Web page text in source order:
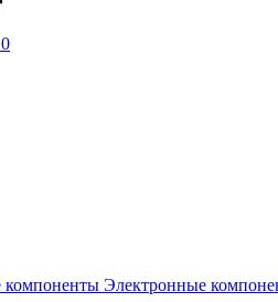
0
Электронные